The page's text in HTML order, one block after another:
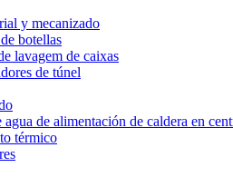
y mecanizado
botellas
lavagem de caixas
de túnel
agua de alimentación de caldera en
térmico